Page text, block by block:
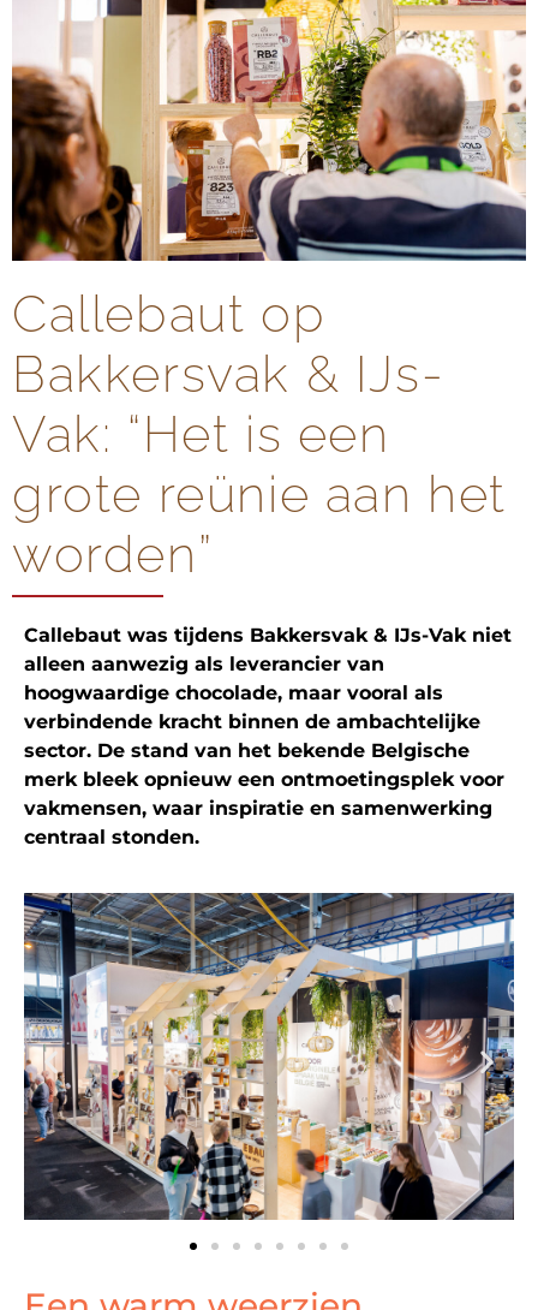
Callebaut op
Bakkersvak & IJs-
Vak: “Het is een
grote reünie aan het
worden”
Callebaut was tijdens Bakkersvak & IJs-Vak niet
alleen aanwezig als leverancier van
hoogwaardige chocolade, maar vooral als
verbindende kracht binnen de ambachtelijke
sector. De stand van het bekende Belgische
merk bleek opnieuw een ontmoetingsplek voor
vakmensen, waar inspiratie en samenwerking
centraal stonden.